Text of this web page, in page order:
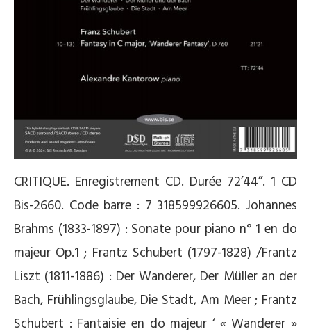
CRITIQUE. Enregistrement CD. Durée 72’44’’. 1 CD
Bis-2660. Code barre : 7 318599926605. Johannes
Brahms (1833-1897) : Sonate pour piano n° 1 en do
majeur Op.1 ; Frantz Schubert (1797-1828) /Frantz
Liszt (1811-1886) : Der Wanderer, Der Müller an der
Bach, Frühlingsglaube, Die Stadt, Am Meer ; Frantz
Schubert : Fantaisie en do majeur ‘ « Wanderer »